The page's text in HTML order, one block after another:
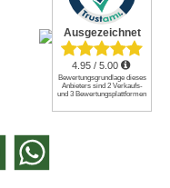
WhatsApp